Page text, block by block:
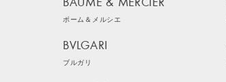
BAUME & MERCIER
ボーム＆メルシエ
BVLGARI
ブルガリ